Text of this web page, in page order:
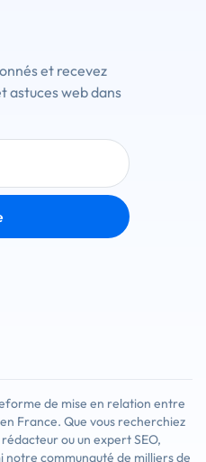
et recevez
astuces web dans
de mise en relation entre
France. Que vous recherchiez
ou un expert SEO,
communauté de milliers de